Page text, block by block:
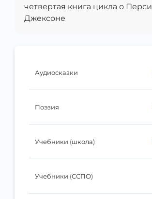
Аудиосказки
Поэзия
Учебники (школа)
Учебники (ССПО)
четвертая книга цикла о Перси
Джексоне